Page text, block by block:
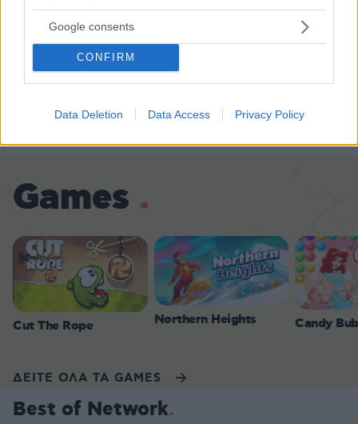
Google consents
CONFIRM
Data Deletion Data Access Privacy Policy
Εν ψυχρώ δολοφονία ζευγαριού σε
μπαρ στην Κολομβία: Η γυναίκα
προσπάθησε να προστατεύσει τον
άνδρα της, ήταν γονείς 6χρονου
06.08.2026, 06:25
Games
Cut The Rope Northern Heights Candy
ΔΕΙΤΕ ΟΛΑ ΤΑ GAMES
Best of Network